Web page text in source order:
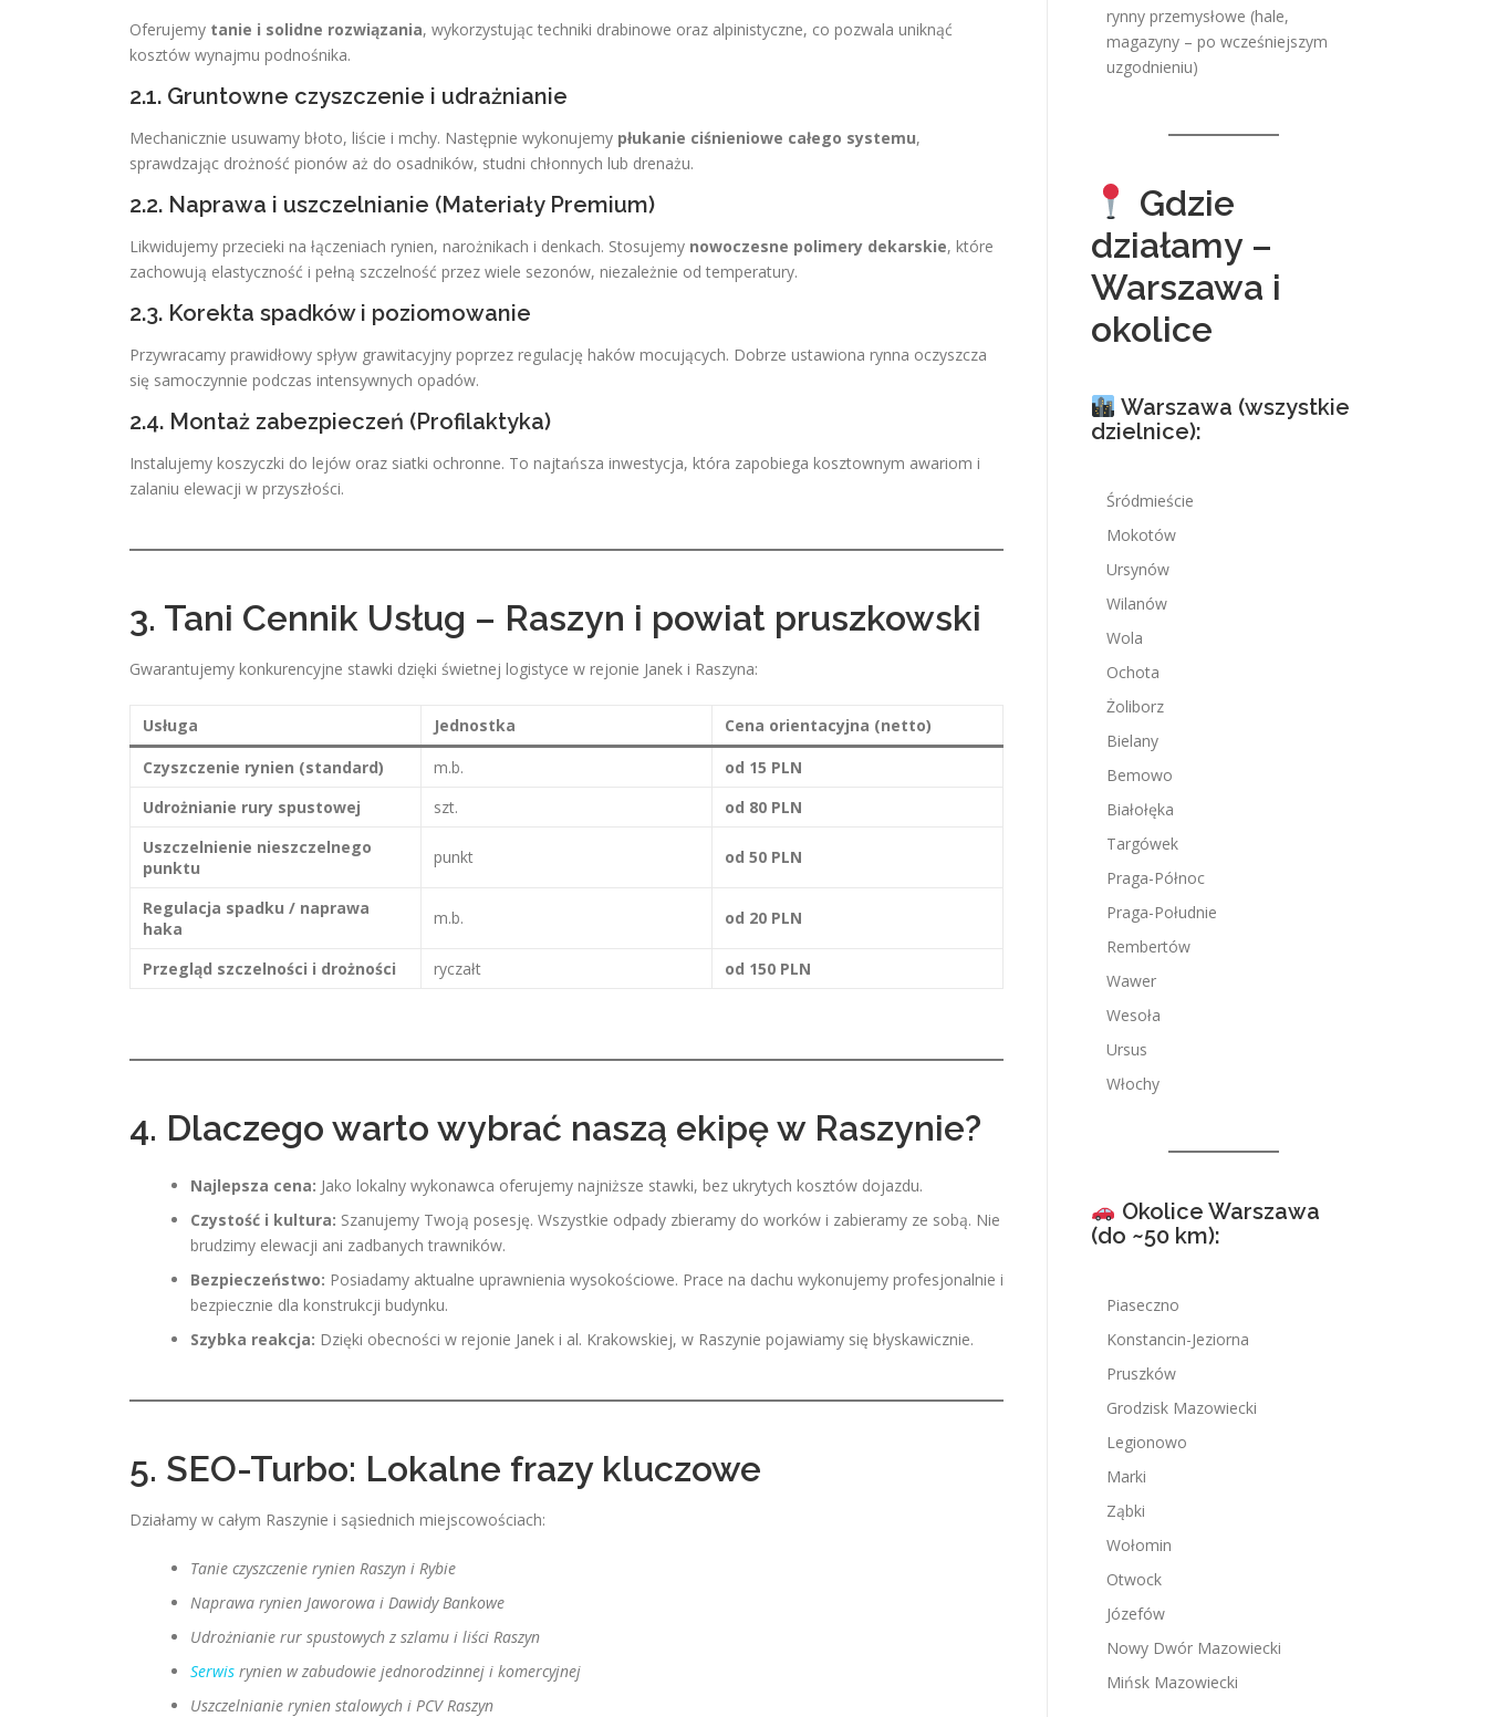
Oferujemy tanie i solidne rozwiązania, wykorzystując techniki drabinowe oraz alpinistyczne, co pozwala uniknąć
kosztów wynajmu podnośnika.
2.1. Gruntowne czyszczenie i udrażnianie
Mechanicznie usuwamy błoto, liście i mchy. Następnie wykonujemy płukanie ciśnieniowe całego systemu,
sprawdzając drożność pionów aż do osadników, studni chłonnych lub drenażu.
2.2. Naprawa i uszczelnianie (Materiały Premium)
Likwidujemy przecieki na łączeniach rynien, narożnikach i denkach. Stosujemy nowoczesne polimery dekarskie, które
zachowują elastyczność i pełną szczelność przez wiele sezonów, niezależnie od temperatury.
2.3. Korekta spadków i poziomowanie
Przywracamy prawidłowy spływ grawitacyjny poprzez regulację haków mocujących. Dobrze ustawiona rynna oczyszcza
się samoczynnie podczas intensywnych opadów.
2.4. Montaż zabezpieczeń (Profilaktyka)
Instalujemy koszyczki do lejów oraz siatki ochronne. To najtańsza inwestycja, która zapobiega kosztownym awariom i
zalaniu elewacji w przyszłości.
3. Tani Cennik Usług – Raszyn i powiat pruszkowski
Gwarantujemy konkurencyjne stawki dzięki świetnej logistyce w rejonie Janek i Raszyna:
Usługa Jednostka
Cena orientacyjna (netto)
Czyszczenie rynien (standard)
m.b.
od 15 PLN
Udrożnianie rury spustowej
szt.
od 80 PLN
Uszczelnienie nieszczelnego
punktu
punkt od 50 PLN
Regulacja spadku / naprawa
haka
m.b. od 20 PLN
Przegląd szczelności i drożności ryczałt od 150 PLN
4. Dlaczego warto wybrać naszą ekipę w Raszynie?
Najlepsza cena: Jako lokalny wykonawca oferujemy najniższe stawki, bez ukrytych kosztów dojazdu.
Czystość i kultura: Szanujemy Twoją posesję. Wszystkie odpady zbieramy do worków i zabieramy ze sobą. Nie
brudzimy elewacji ani zadbanych trawników.
Bezpieczeństwo: Posiadamy aktualne uprawnienia wysokościowe. Prace na dachu wykonujemy profesjonalnie i
bezpiecznie dla konstrukcji budynku.
Szybka reakcja: Dzięki obecności w rejonie Janek i al. Krakowskiej, w Raszynie pojawiamy się błyskawicznie.
5. SEO-Turbo: Lokalne frazy kluczowe
Działamy w całym Raszynie i sąsiednich miejscowościach:
Tanie czyszczenie rynien Raszyn i Rybie
Naprawa rynien Jaworowa i Dawidy Bankowe
Udrożnianie rur spustowych z szlamu i liści Raszyn
Serwis rynien w zabudowie jednorodzinnej i komercyjnej
Uszczelnianie rynien stalowych i PCV Raszyn
rynny przemysłowe (hale,
magazyny – po wcześniejszym
uzgodnieniu)
Gdzie
działamy –
Warszawa i
okolice
Warszawa (wszystkie
dzielnice):
Śródmieście
Mokotów
Ursynów
Wilanów
Wola
Ochota
Żoliborz
Bielany
Bemowo
Białołęka
Targówek
Praga-Północ
Praga-Południe
Rembertów
Wawer
Wesoła
Ursus
Włochy
Okolice Warszawa
(do ~50 km):
Piaseczno
Konstancin-Jeziorna
Pruszków
Grodzisk Mazowiecki
Legionowo
Marki
Ząbki
Wołomin
Otwock
Józefów
Nowy Dwór Mazowiecki
Mińsk Mazowiecki